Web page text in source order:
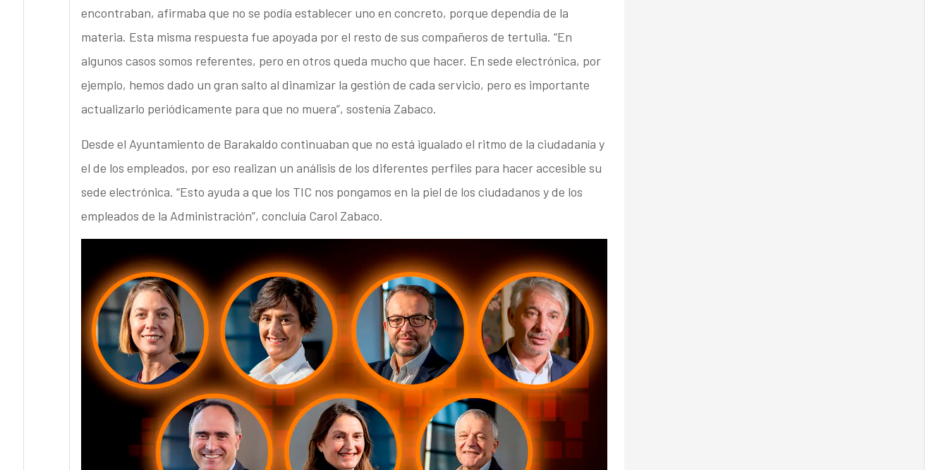
encontraban, afirmaba que no se podía establecer uno en concreto, porque dependía de la
materia. Esta misma respuesta fue apoyada por el resto de sus compañeros de tertulia. “En
algunos casos somos referentes, pero en otros queda mucho que hacer. En sede electrónica, por
ejemplo, hemos dado un gran salto al dinamizar la gestión de cada servicio, pero es importante
actualizarlo periódicamente para que no muera”, sostenía Zabaco.
Desde el Ayuntamiento de Barakaldo continuaban que no está igualado el ritmo de la ciudadanía y
el de los empleados, por eso realizan un análisis de los diferentes perfiles para hacer accesible su
sede electrónica. “Esto ayuda a que los TIC nos pongamos en la piel de los ciudadanos y de los
empleados de la Administración”, concluía Carol Zabaco.